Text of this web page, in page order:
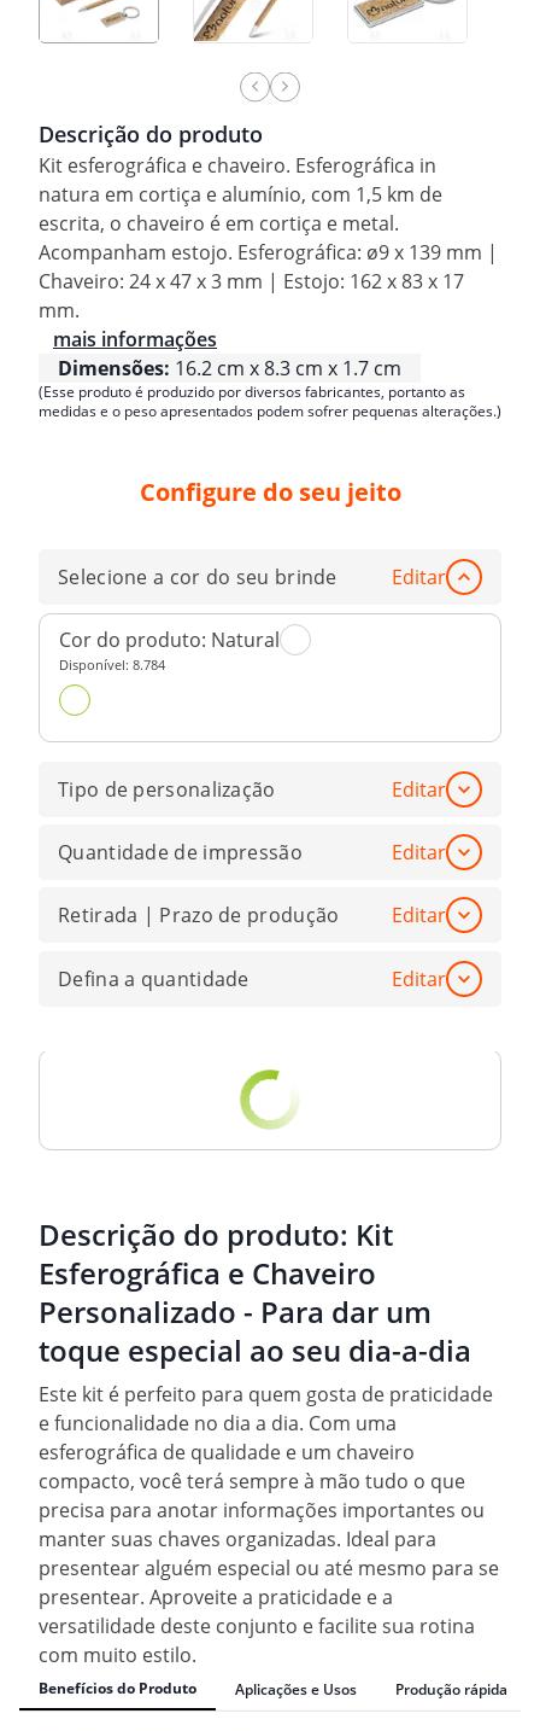
Descrição do produto
Kit esferográfica e chaveiro. Esferográfica in
natura em cortiça e alumínio, com 1,5 km de
escrita, o chaveiro é em cortiça e metal.
Acompanham estojo. Esferográfica: ø9 x 139 mm |
Chaveiro: 24 x 47 x 3 mm | Estojo: 162 x 83 x 17
mm.
mais informações
Dimensões: 16.2 cm x 8.3 cm x 1.7 cm
(Esse produto é produzido por diversos fabricantes, portanto as
medidas e o peso apresentados podem sofrer pequenas alterações.)
Configure do seu jeito
Selecione a cor do seu brinde Editar
Cor do produto: Natural
Disponível: 8.784
Tipo de personalização Editar
Quantidade de impressão Editar
Retirada | Prazo de produção Editar
Defina a quantidade Editar
Descrição do produto: Kit
Esferográfica e Chaveiro
Personalizado - Para dar um
toque especial ao seu dia-a-dia
Este kit é perfeito para quem gosta de praticidade
e funcionalidade no dia a dia. Com uma
esferográfica de qualidade e um chaveiro
compacto, você terá sempre à mão tudo o que
precisa para anotar informações importantes ou
manter suas chaves organizadas. Ideal para
presentear alguém especial ou até mesmo para se
presentear. Aproveite a praticidade e a
versatilidade deste conjunto e facilite sua rotina
com muito estilo.
Benefícios do Produto Aplicações e Usos Produção rápida